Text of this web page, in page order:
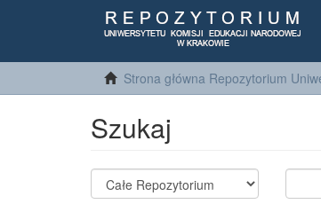
Strona główna Repozytorium
Szukaj